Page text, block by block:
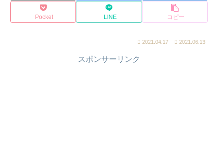
Pocket LINE コピー
2021.04.17 2021.06.13
スポンサーリンク